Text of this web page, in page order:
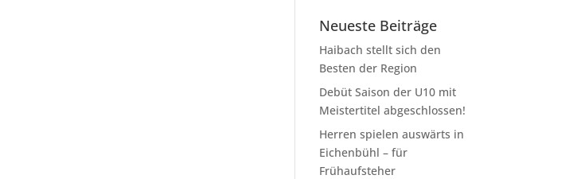
Neueste Beiträge
Haibach stellt sich den
Besten der Region
Debüt Saison der U10 mit
Meistertitel abgeschlossen!
Herren spielen auswärts in
Eichenbühl – für
Frühaufsteher